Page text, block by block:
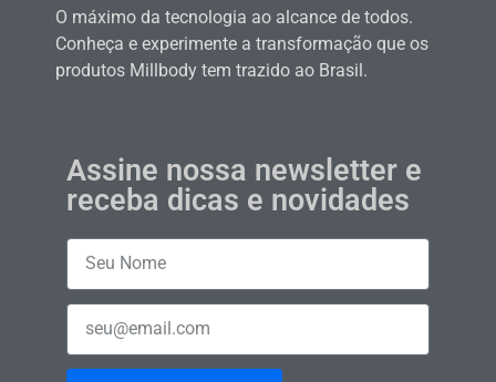
O máximo da tecnologia ao alcance de todos.
Conheça e experimente a transformação que os
produtos Millbody tem trazido ao Brasil.
Assine nossa newsletter e
receba dicas e novidades